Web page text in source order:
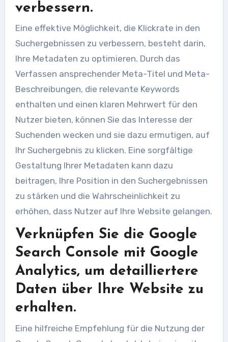
verbessern.
Eine effektive Möglichkeit, die Klickrate in den
Suchergebnissen zu verbessern, besteht darin,
Ihre Metadaten zu optimieren. Durch das
Verfassen ansprechender Meta-Titel und Meta-
Beschreibungen, die relevante Keywords
enthalten und einen klaren Mehrwert für den
Nutzer bieten, können Sie das Interesse der
Suchenden wecken und sie dazu ermutigen, auf
Ihr Suchergebnis zu klicken. Eine sorgfältige
Gestaltung Ihrer Metadaten kann dazu
beitragen, Ihre Position in den Suchergebnissen
zu stärken und die Wahrscheinlichkeit zu
erhöhen, dass Nutzer auf Ihre Website gelangen.
Verknüpfen Sie die Google
Search Console mit Google
Analytics, um detailliertere
Daten über Ihre Website zu
erhalten.
Eine hilfreiche Empfehlung für die Nutzung der